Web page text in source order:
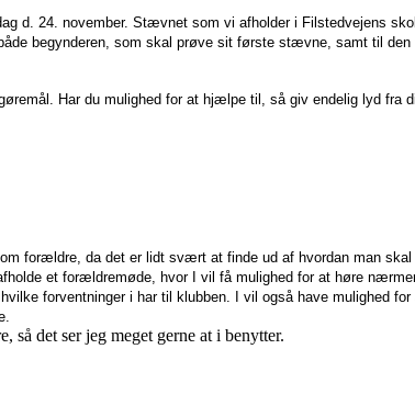
d. 24. november. Stævnet som vi afholder i Filstedvejens
begynderen, som skal prøve sit første stævne, samt til
Har du mulighed for at hjælpe til, så giv endelig lyd fra
forældre, da det er lidt svært at finde ud af hvordan man
et forældremøde, hvor I vil få mulighed for at høre
forventninger i har til klubben. I vil også have mulighed
det ser jeg meget gerne at i benytter.